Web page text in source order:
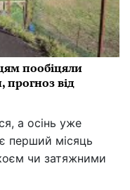
пообіцяли
прогноз від
а осінь уже
перший місяць
чи затяжними